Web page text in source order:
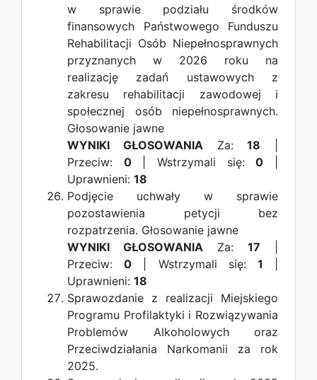
w sprawie podziału środków
finansowych Państwowego Funduszu
Rehabilitacji Osób Niepełnosprawnych
przyznanych w 2026 roku na
realizację zadań ustawowych z
zakresu rehabilitacji zawodowej i
społecznej osób niepełnosprawnych.
Głosowanie jawne
WYNIKI GŁOSOWANIAZa:18
Przeciw: 0| Wstrzymali się:0
Uprawnieni: 18
Podjęcie uchwały w sprawie
pozostawienia petycji bez
rozpatrzenia. Głosowanie jawne
WYNIKI GŁOSOWANIA Za: 17
Przeciw:0 | Wstrzymali się: 1
Uprawnieni: 18
Sprawozdanie z realizacji Miejskiego
Programu Profilaktyki i Rozwiązywania
Problemów Alkoholowych oraz
Przeciwdziałania Narkomanii za rok
2025.